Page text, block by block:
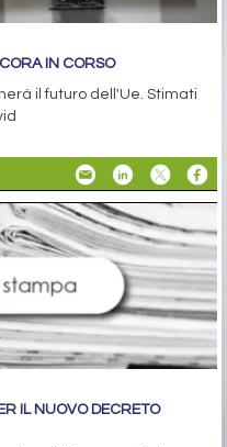
IN CORSO
il futuro dell'Ue. Stimati
IL NUOVO DECRETO